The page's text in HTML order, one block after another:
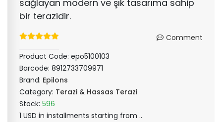
sağlayan modern ve şık tasarıma sahip
bir terazidir.
Comment
Product Code: epo5100103
Barcode: 8912733709971
Brand: Epilons
Category: Terazi & Hassas Terazi
Stock: 596
1 USD in installments starting from ..